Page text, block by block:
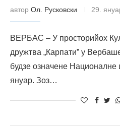
автор Ол. Русковски 29.
ВЕРБАС – У просторийох
дружтва „Карпати” у
будзе означене
януар. Зоз…